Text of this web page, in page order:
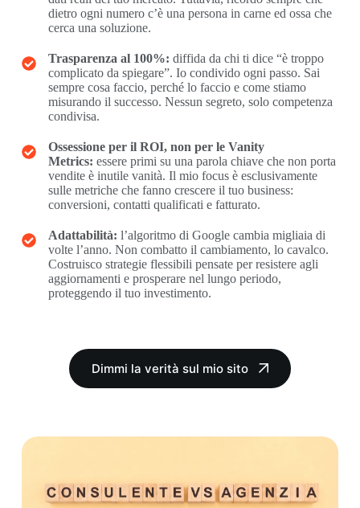
dietro ogni numero c’è una persona in carne ed ossa che
cerca una soluzione.
Trasparenza al 100%: diffida da chi ti dice “è troppo
complicato da spiegare”. Io condivido ogni passo. Sai
sempre cosa faccio, perché lo faccio e come stiamo
misurando il successo. Nessun segreto, solo competenza
condivisa.
Ossessione per il ROI, non per le Vanity
Metrics: essere primi su una parola chiave che non porta
vendite è inutile vanità. Il mio focus è esclusivamente
sulle metriche che fanno crescere il tuo business:
conversioni, contatti qualificati e fatturato.
Adattabilità: l’algoritmo di Google cambia migliaia di
volte l’anno. Non combatto il cambiamento, lo cavalco.
Costruisco strategie flessibili pensate per resistere agli
aggiornamenti e prosperare nel lungo periodo,
proteggendo il tuo investimento.
Dimmi la verità sul mio sito